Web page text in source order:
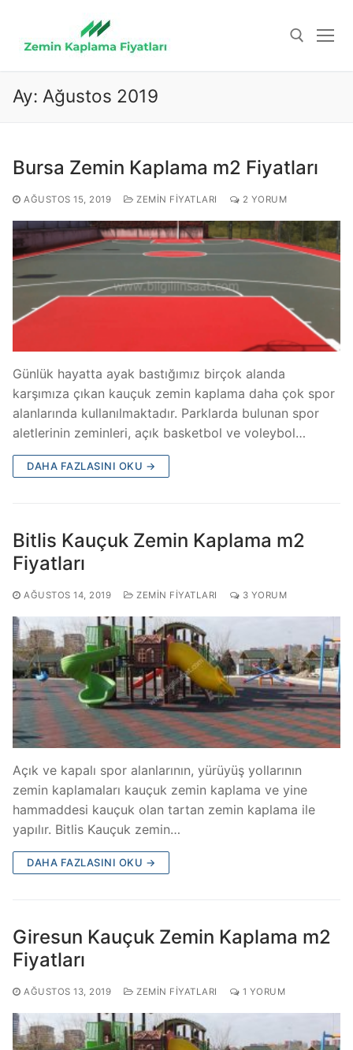
Ay: Ağustos 2019
Bursa Zemin Kaplama m2 Fiyatları
AĞUSTOS 15, 2019 ZEMIN FIYATLARI 2 YORUM
Günlük hayatta ayak bastığımız birçok alanda
karşımıza çıkan kauçuk zemin kaplama daha çok spor
alanlarında kullanılmaktadır. Parklarda bulunan spor
aletlerinin zeminleri, açık basketbol ve voleybol…
DAHA FAZLASINI OKU →
Bitlis Kauçuk Zemin Kaplama m2
Fiyatları
AĞUSTOS 14, 2019 ZEMIN FIYATLARI 3 YORUM
Açık ve kapalı spor alanlarının, yürüyüş yollarının
zemin kaplamaları kauçuk zemin kaplama ve yine
hammaddesi kauçuk olan tartan zemin kaplama ile
yapılır. Bitlis Kauçuk zemin…
DAHA FAZLASINI OKU →
Giresun Kauçuk Zemin Kaplama m2
Fiyatları
AĞUSTOS 13, 2019 ZEMIN FIYATLARI 1 YORUM